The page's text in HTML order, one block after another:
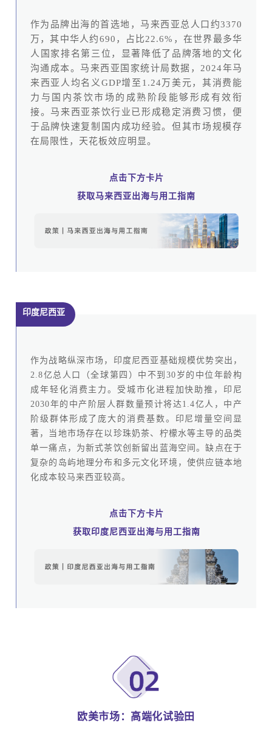
作为品牌出海的首选地，马来西亚总人口约3370
万，其中华人约690，占比22.6%，在世界最多华
人国家排名第三位，显著降低了品牌落地的文化
沟通成本。马来西亚国家统计局数据，2024年马
来西亚人均名义GDP增至1.24万美元，其消费能
力与国内茶饮市场的成熟阶段能够形成有效衔
接。马来西亚茶饮行业已形成稳定消费习惯，便
于品牌快速复制国内成功经验。但其市场规模存
在局限性，天花板效应明显。
点击下方卡片
获取马来西亚出海与用工指南
印度尼西亚
作为战略纵深市场，印度尼西亚基础规模优势突出，
2.8亿总人口（全球第四）中不到30岁的中位年龄构
成年轻化消费主力。受城市化进程加快助推，印尼
2030年的中产阶层人群数量预计将达1.4亿人，中产
阶级群体形成了庞大的消费基数。印尼增量空间显
著，当地市场存在以珍珠奶茶、柠檬水等主导的品类
单一痛点，为新式茶饮创新留出蓝海空间。缺点在于
复杂的岛屿地理分布和多元文化环境，使供应链本地
化成本较马来西亚较高。
点击下方卡片
获取印度尼西亚出海与用工指南
欧美市场：高端化试验田